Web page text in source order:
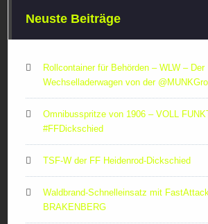
Neuste Beiträge
Rollcontainer für Behörden – WLW – Der
Wechselladerwagen von der
Omnibusspritze von 1906 – VOLL
#FFDickschied
TSF-W der FF Heidenrod-Dickschied
Waldbrand-Schnelleinsatz mit
BRAKENBERG